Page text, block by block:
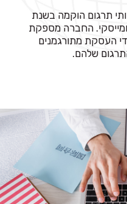
תרגום הוקמה בשנת
נומייסקי. החברה מספקת
העסקת מתורגמנים
שלהם.